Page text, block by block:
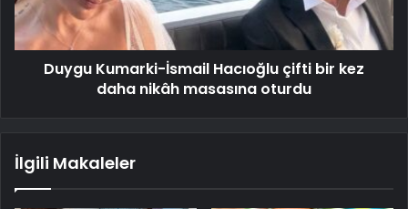
Duygu Kumarki-İsmail Hacıoğlu çifti bir kez
daha nikâh masasına oturdu
İlgili Makaleler